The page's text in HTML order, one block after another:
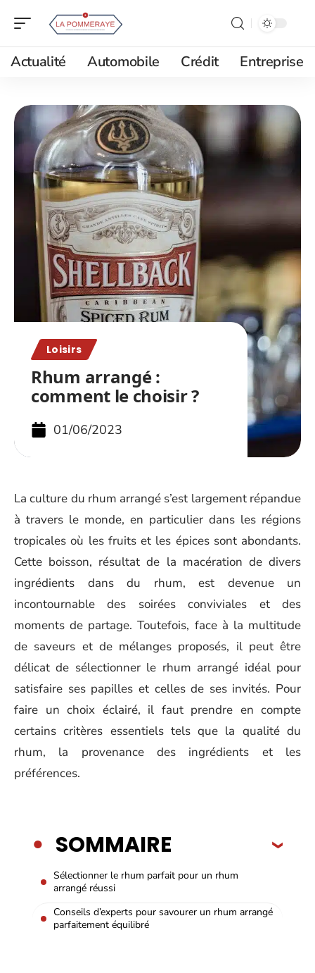
Actualité Automobile Crédit Entreprise
Loisirs
Rhum arrangé :
comment le choisir ?
01/06/2023
La culture du rhum arrangé s’est largement répandue
à travers le monde, en particulier dans les régions
tropicales où les fruits et les épices sont abondants.
Cette boisson, résultat de la macération de divers
ingrédients dans du rhum, est devenue un
incontournable des soirées conviviales et des
moments de partage. Toutefois, face à la multitude
de saveurs et de mélanges proposés, il peut être
délicat de sélectionner le rhum arrangé idéal pour
satisfaire ses papilles et celles de ses invités. Pour
faire un choix éclairé, il faut prendre en compte
certains critères essentiels tels que la qualité du
rhum, la provenance des ingrédients et les
préférences.
SOMMAIRE
Sélectionner le rhum parfait pour un rhum
arrangé réussi
Conseils d’experts pour savourer un rhum arrangé
parfaitement équilibré